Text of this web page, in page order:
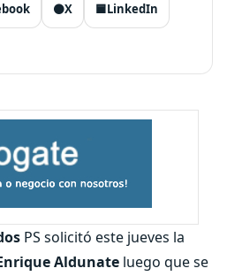
⚫X 🟦LinkedIn
PS solicitó este jueves la
Aldunate luego que se